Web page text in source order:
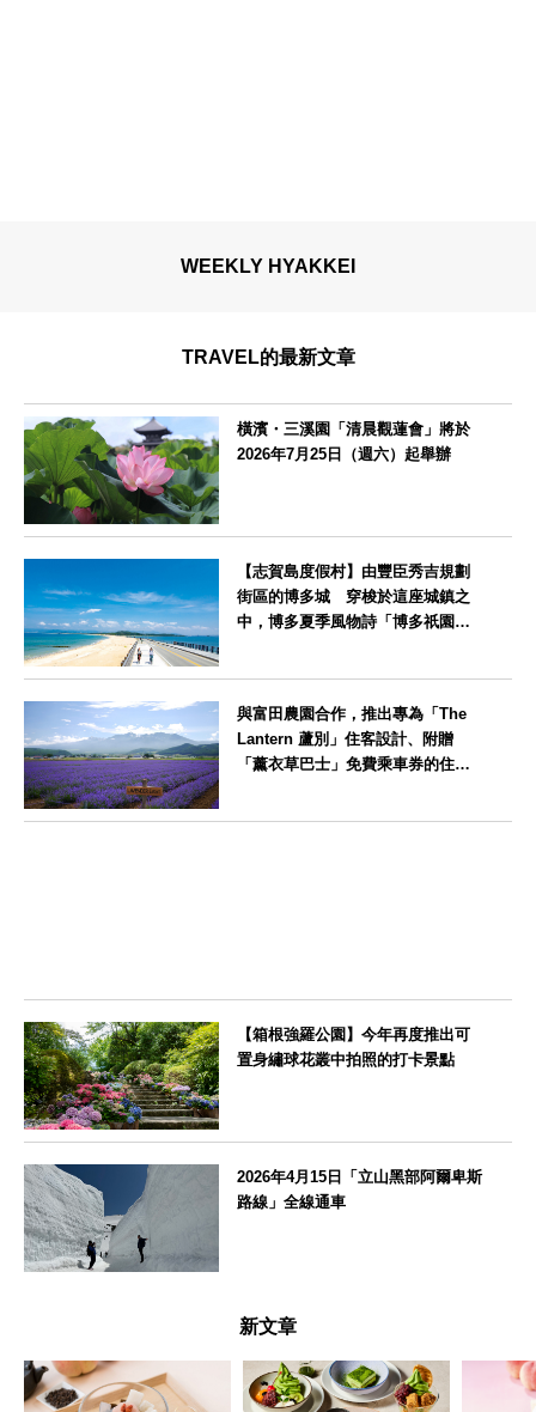
WEEKLY HYAKKEI
TRAVEL的最新文章
橫濱・三溪園「清晨觀蓮會」將於
2026年7月25日（週六）起舉辦
【志賀島度假村】由豐臣秀吉規劃
街區的博多城 穿梭於這座城鎮之
中，博多夏季風物詩「博多祇園山
與富田農園合作，推出專為「The
Lantern 蘆別」住客設計、附贈
「薰衣草巴士」免費乘車券的住宿
【箱根強羅公園】今年再度推出可
置身繡球花叢中拍照的打卡景點
2026年4月15日「立山黑部阿爾卑斯
路線」全線通車
新文章